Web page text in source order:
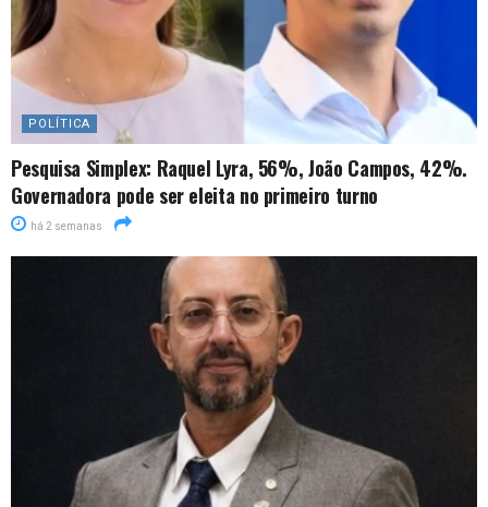
POLÍTICA
Pesquisa Simplex: Raquel Lyra, 56%, João Campos, 42%.
Governadora pode ser eleita no primeiro turno
há 2 semanas